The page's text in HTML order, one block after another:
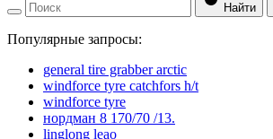
Найти
Популярные запросы:
general tire grabber arctic
windforce tyre catchfors h/t
windforce tyre
нордман 8 170/70 /13.
linglong leao